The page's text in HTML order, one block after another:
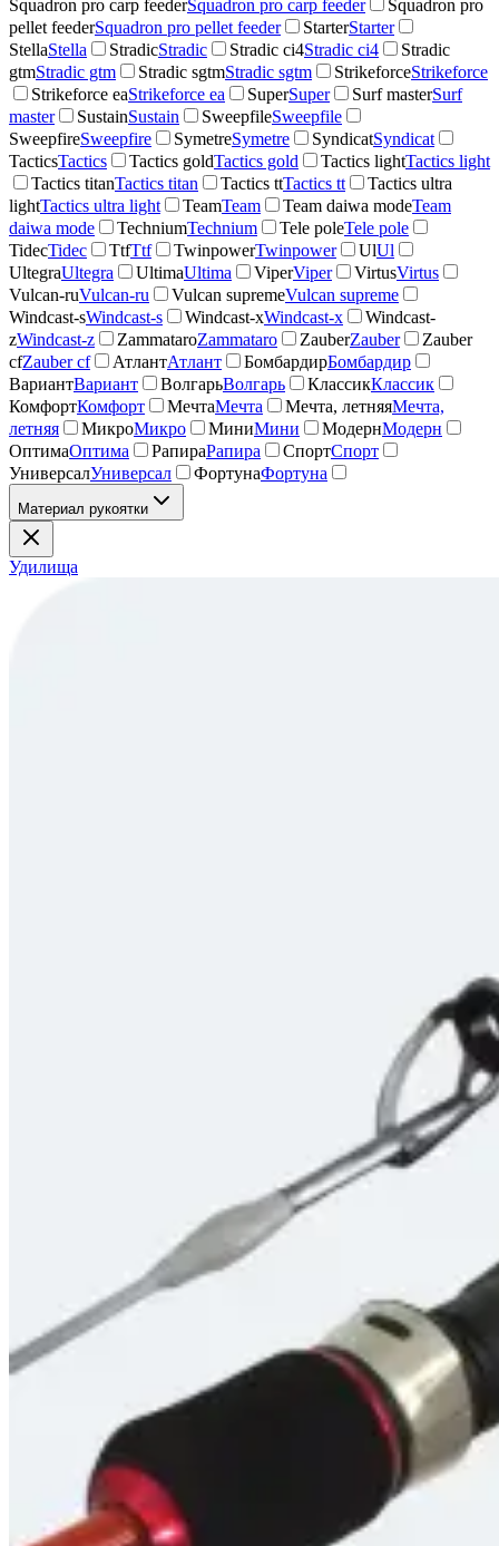
Squadron pro carp feederSquadron pro carp feeder
Squadron pro
pellet feederSquadron pro pellet feeder StarterStarter
StellaStella StradicStradic Stradic ci4Stradic ci4
Stradic
gtmStradic gtm Stradic sgtmStradic sgtm StrikeforceStrikeforce
Strikeforce eaStrikeforce ea SuperSuper Surf masterSurf
master
SustainSustain SweepfileSweepfile
SweepfireSweepfire SymetreSymetre SyndicatSyndicat
TacticsTactics Tactics goldTactics gold Tactics lightTactics light
Tactics titanTactics titan Tactics ttTactics tt
Tactics ultra
lightTactics ultra light TeamTeam Team daiwa modeTeam
daiwa mode
TechniumTechnium Tele poleTele pole
TidecTidec TtfTtf TwinpowerTwinpower UlUl
UltegraUltegra UltimaUltima ViperViper VirtusVirtus
Vulcan-ruVulcan-ru Vulcan supremeVulcan supreme
Windcast-sWindcast-s Windcast-xWindcast-x
Windcast-
zWindcast-z ZammataroZammataro ZauberZauber
Zauber
cfZauber cf АтлантАтлант БомбардирБомбардир
ВариантВариант ВолгарьВолгарь КлассикКлассик
КомфортКомфорт МечтаМечта Мечта, летняяМечта,
летняя
МикроМикро МиниМини МодернМодерн
ОптимаОптима РапираРапира СпортСпорт
УниверсалУниверсал ФортунаФортуна
Материал рукоятки
Удилища